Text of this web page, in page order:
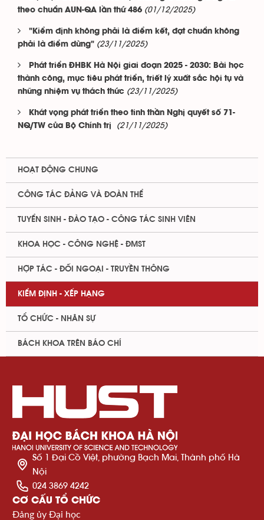
theo chuẩn AUN-QA lần thứ 486 (01/12/2025)
"Kiểm định không phải là điểm kết, đạt chuẩn không
phải là điểm dừng" (23/11/2025)
Phát triển ĐHBK Hà Nội giai đoạn 2025 - 2030: Bài học
thành công, mục tiêu phát triển, triết lý xuất sắc hội tụ và
những nhiệm vụ thách thức (23/11/2025)
Khát vọng phát triển theo tinh thần Nghị quyết số 71-
NQ/TW của Bộ Chính trị
(21/11/2025)
HOẠT ĐỘNG CHUNG
CÔNG TÁC ĐẢNG VÀ ĐOÀN THỂ
TUYỂN SINH - ĐÀO TẠO - CÔNG TÁC SINH VIÊN
KHOA HỌC - CÔNG NGHỆ - ĐMST
HỢP TÁC - ĐỐI NGOẠI - TRUYỀN THÔNG
KIỂM ĐỊNH - XẾP HẠNG
TỔ CHỨC - NHÂN SỰ
BÁCH KHOA TRÊN BÁO CHÍ
Số 1 Đại Cồ Việt, phường Bạch Mai, Thành phố Hà
Nội
024 3869 4242
CƠ CẤU TỔ CHỨC
Đảng ủy Đại học